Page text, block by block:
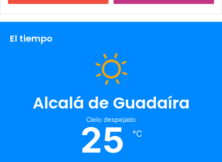
El tiempo
Alcalá de Guadaíra
Cielo despejado
25 ℃